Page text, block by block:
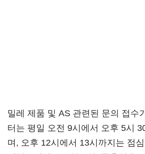
밀레 제품 및 AS 관련된 문의 접수
터는 평일 오전 9시에서 오후 5시
며, 오후 12시에서 13시까지는 점